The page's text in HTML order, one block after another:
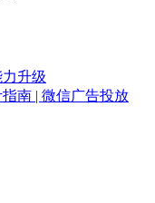
升级
南 | 微信广告投放